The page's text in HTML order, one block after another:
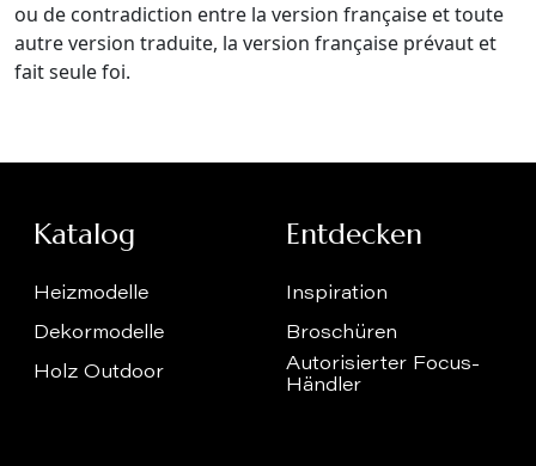
ou de contradiction entre la version française et toute
autre version traduite, la version française prévaut et
fait seule foi.
Katalog
Heizmodelle
Dekormodelle
Holz Outdoor
Entdecken
Inspiration
Broschüren
Autorisierter Focus-
Händler